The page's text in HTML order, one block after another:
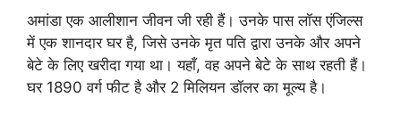
अमांडा एक आलीशान जीवन जी रही हैं। उनके पास लॉस एंजिल्स
में एक शानदार घर है, जिसे उनके मृत पति द्वारा उनके और अपने
बेटे के लिए खरीदा गया था। यहाँ, वह अपने बेटे के साथ रहती हैं।
घर 1890 वर्ग फीट है और 2 मिलियन डॉलर का मूल्य है।